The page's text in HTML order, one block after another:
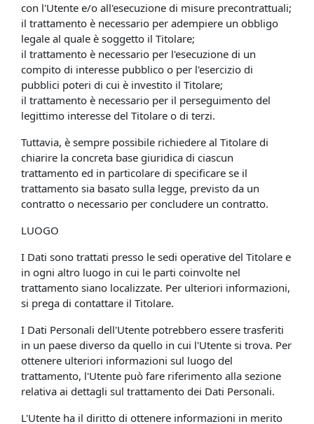
con l'Utente e/o all'esecuzione di misure precontrattuali;
il trattamento è necessario per adempiere un obbligo
legale al quale è soggetto il Titolare;
il trattamento è necessario per l'esecuzione di un
compito di interesse pubblico o per l'esercizio di
pubblici poteri di cui è investito il Titolare;
il trattamento è necessario per il perseguimento del
legittimo interesse del Titolare o di terzi.
Tuttavia, è sempre possibile richiedere al Titolare di
chiarire la concreta base giuridica di ciascun
trattamento ed in particolare di specificare se il
trattamento sia basato sulla legge, previsto da un
contratto o necessario per concludere un contratto.
LUOGO
I Dati sono trattati presso le sedi operative del Titolare e
in ogni altro luogo in cui le parti coinvolte nel
trattamento siano localizzate. Per ulteriori informazioni,
si prega di contattare il Titolare.
I Dati Personali dell'Utente potrebbero essere trasferiti
in un paese diverso da quello in cui l'Utente si trova. Per
ottenere ulteriori informazioni sul luogo del
trattamento, l'Utente può fare riferimento alla sezione
relativa ai dettagli sul trattamento dei Dati Personali.
L'Utente ha il diritto di ottenere informazioni in merito